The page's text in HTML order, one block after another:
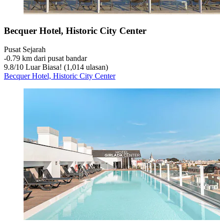
Becquer Hotel, Historic City Center
Pusat Sejarah
‐0.79 km dari pusat bandar
9.8/10 Luar Biasa! (1,014 ulasan)
Becquer Hotel, Historic City Center